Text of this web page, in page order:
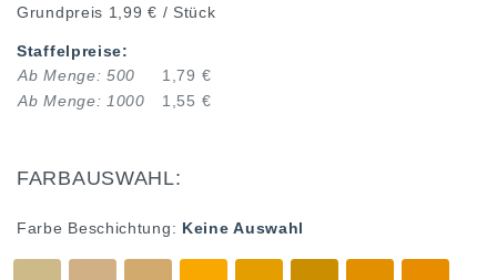
Grundpreis 1,99 € / Stück
Staffelpreise:
Ab Menge: 500
1,79 €
Ab Menge: 1000
1,55 €
FARBAUSWAHL:
Farbe Beschichtung: Keine Auswahl